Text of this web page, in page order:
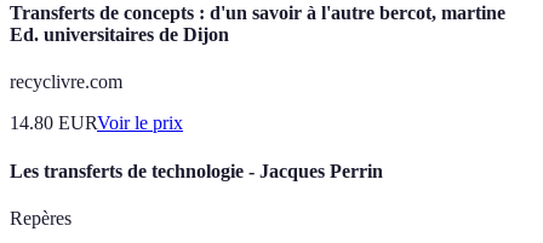
Transferts de concepts : d'un savoir à l'autre bercot, martine
Ed. universitaires de Dijon
recyclivre.com
14.80 EURVoir le prix
Les transferts de technologie - Jacques Perrin
Repères